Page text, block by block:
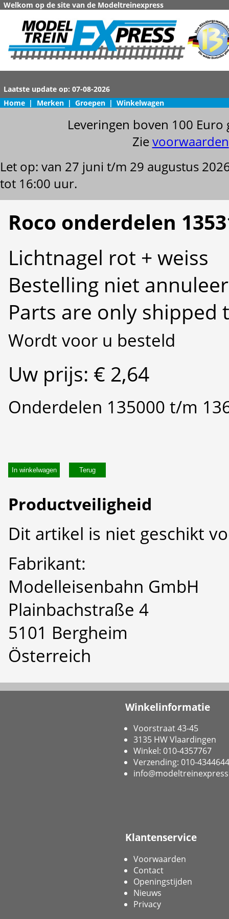
Welkom op de site van de Modeltreinexpress
Home | Merken | Groepen | Winkelwagen
Leveringen boven 100
Zievoorwaarden
Let op: van 27 juni t/m 29 augustus
tot 16:00 uur.
Roco onderdelen
Lichtnagel rot + weiss
Bestelling niet
Parts are only shipped
Wordt voor u besteld
Uw prijs: € 2,64
Onderdelen 135000 t/m
In winkelwagen
Productveiligheid
Dit artikel is niet geschikt
Fabrikant:
Modelleisenbahn GmbH
Plainbachstraße 4
5101 Bergheim
Österreich
Winkelinformatie
Voorstraat 43-45
3135 HW Vlaardingen
Winkel: 010-4357767
Verzending: 010-4344644
Klantenservice
Voorwaarden
Contact
Openingstijden
Nieuws
Privacy